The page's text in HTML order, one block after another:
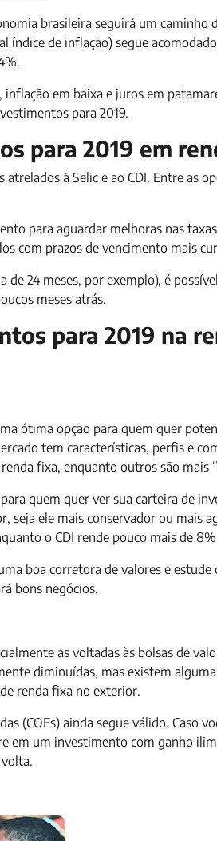
brasileira seguirá um caminho
índice de inflação) segue
em baixa e juros em
para 2019.
para 2019 em
à Selic e ao CDI. Entre as
para aguardar melhoras nas
com prazos de vencimento mais
de 24 meses, por exemplo), é
meses atrás.
para 2019 na
ótima opção para quem quer
tem características, perfis e
fixa, enquanto outros são mais
quem quer ver sua carteira de
seja ele mais conservador ou mais
o CDI rende pouco mais de
boa corretora de valores e
bons negócios.
as voltadas às bolsas de
diminuídas, mas existem
renda fixa no exterior.
(COEs) ainda segue válido. Caso
em um investimento com ganho